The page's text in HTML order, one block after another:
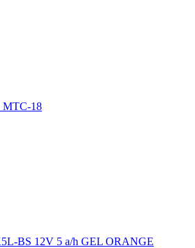
МТС-18
BS 12V 5 a/h GEL ORANGE